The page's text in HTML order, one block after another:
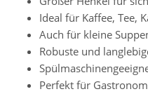
Ideal für Kaffee, Tee,
Auch für kleine
Robuste und
Perfekt für